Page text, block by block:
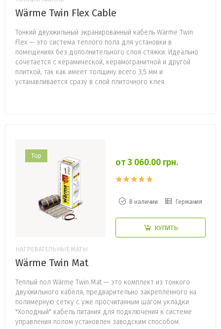
Wärme Twin Flex Cable
Тонкий двухжильный экранированный кабель Wärme Twin
Flex — это система теплого пола для установки в
помещениях без дополнительного слоя стяжки. Идеально
сочетается с керамической, керамогранитной и другой
плиткой, так как имеет толщину всего 3,5 мм и
устанавливается сразу в слой плиточного клея.
Top
от 3 060.00 грн.
В наличии Германия
КУПИТЬ
НАГРЕВАТЕЛЬНЫЕ МАТЫ
Wärme Twin Mat
Теплый пол Wärme Twin Mat — это комплект из тонкого
двухжильного кабеля, предварительно закрепленного на
полимерную сетку с уже просчитанным шагом укладки.
"Холодный" кабель питания для подключения к системе
управления полом установлен заводским способом.